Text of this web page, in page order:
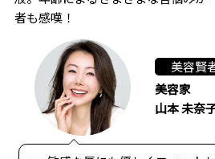
者も感嘆！
美容賢
美容家
山本 未奈